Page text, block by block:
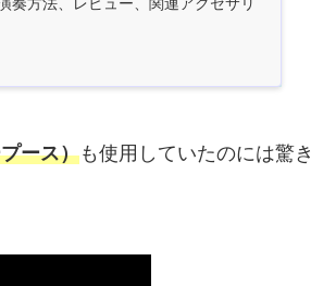
ース）も使用していたのには驚き